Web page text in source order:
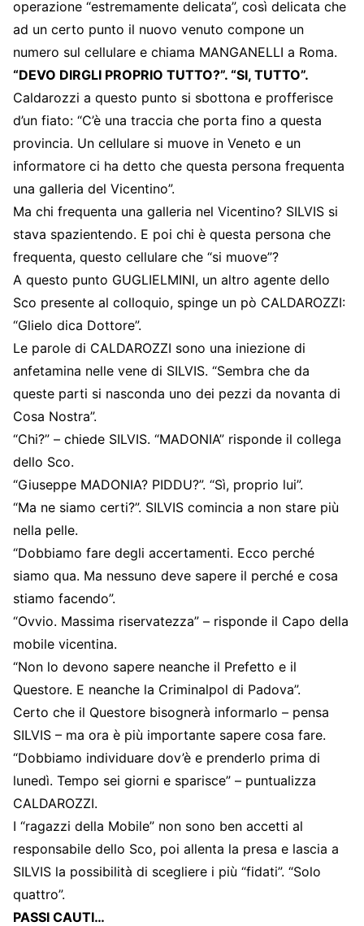
operazione “estremamente delicata”, così delicata che
ad un certo punto il nuovo venuto compone un
numero sul cellulare e chiama MANGANELLI a Roma.
“DEVO DIRGLI PROPRIO TUTTO?”. “SI, TUTTO”.
Caldarozzi a questo punto si sbottona e profferisce
d’un fiato: “C’è una traccia che porta fino a questa
provincia. Un cellulare si muove in Veneto e un
informatore ci ha detto che questa persona frequenta
una galleria del Vicentino”.
Ma chi frequenta una galleria nel Vicentino? SILVIS si
stava spazientendo. E poi chi è questa persona che
frequenta, questo cellulare che “si muove”?
A questo punto GUGLIELMINI, un altro agente dello
Sco presente al colloquio, spinge un pò CALDAROZZI:
“Glielo dica Dottore”.
Le parole di CALDAROZZI sono una iniezione di
anfetamina nelle vene di SILVIS. “Sembra che da
queste parti si nasconda uno dei pezzi da novanta di
Cosa Nostra”.
“Chi?” – chiede SILVIS. “MADONIA” risponde il collega
dello Sco.
“Giuseppe MADONIA? PIDDU?”. “Sì, proprio lui”.
“Ma ne siamo certi?”. SILVIS comincia a non stare più
nella pelle.
“Dobbiamo fare degli accertamenti. Ecco perché
siamo qua. Ma nessuno deve sapere il perché e cosa
stiamo facendo”.
“Ovvio. Massima riservatezza” – risponde il Capo della
mobile vicentina.
“Non lo devono sapere neanche il Prefetto e il
Questore. E neanche la Criminalpol di Padova”.
Certo che il Questore bisognerà informarlo – pensa
SILVIS – ma ora è più importante sapere cosa fare.
“Dobbiamo individuare dov’è e prenderlo prima di
lunedì. Tempo sei giorni e sparisce” – puntualizza
CALDAROZZI.
I “ragazzi della Mobile” non sono ben accetti al
responsabile dello Sco, poi allenta la presa e lascia a
SILVIS la possibilità di scegliere i più “fidati”. “Solo
quattro”.
PASSI CAUTI…